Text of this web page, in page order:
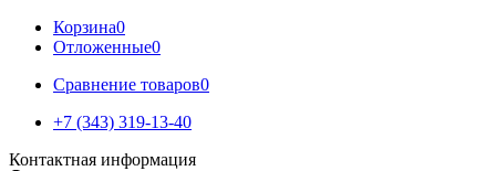
Корзина0
Отложенные0
Сравнение товаров0
+7 (343) 319-13-40
Контактная информация